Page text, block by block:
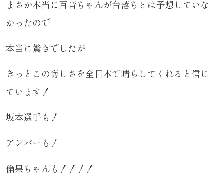
まさか本当に百音ちゃんが台落ちとは予想していな
かったので
本当に驚きでしたが
きっとこの悔しさを全日本で晴らしてくれると信じ
ています！
坂本選手も！
アンバーも！
倫果ちゃんも！！！！